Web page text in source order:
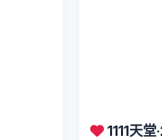
1111天